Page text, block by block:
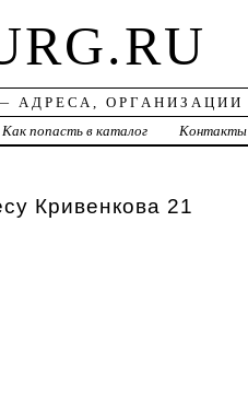
АДРЕСА, ОРГАНИЗАЦИИ
Как попасть в каталог Контакты
Кривенкова 21